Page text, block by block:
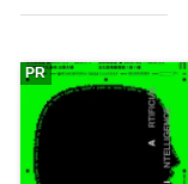
PR